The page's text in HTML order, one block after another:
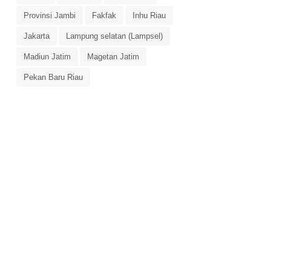
Provinsi Jambi Fakfak Inhu Riau
Jakarta Lampung selatan (Lampsel)
Madiun Jatim Magetan Jatim
Pekan Baru Riau